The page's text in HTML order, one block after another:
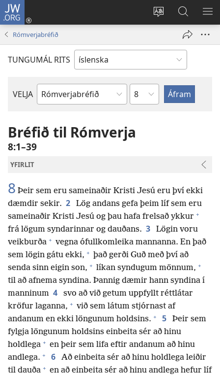
JW.ORG
Tungumál
Innskrá
(opnast
glugga)
Leit
á
JW.ORG
Rómverjabréfið
TUNGUMÁL RITS
VELJA
Biblíubók
Kafla
Bréfið til Rómverja
8:1–39
YFIRLIT
8 Þeir sem eru sameinaðir Kristi Jesú eru því ekki
dæmdir sekir. 2
Lög andans gefa þeim líf sem eru
sameinaðir Kristi Jesú og þau hafa frelsað ykkur +
frá lögum syndarinnar og dauðans. 3
Lögin voru
veikburða + vegna ófullkomleika mannanna. En það
sem lögin gátu ekki, + það gerði Guð með því að
senda sinn eigin son, + líkan syndugum mönnum, +
til að afnema syndina. Þannig dæmir hann syndina í
manninum 4
svo að við getum uppfyllt réttlátar
kröfur laganna, + við sem látum stjórnast af
andanum en ekki löngunum holdsins. + 5
Þeir sem
fylgja löngunum holdsins einbeita sér að hinu
holdlega + en þeir sem lifa eftir andanum að hinu
andlega. + 6
Að einbeita sér að hinu holdlega leiðir
til dauða + en að einbeita sér að hinu andlega hefur líf